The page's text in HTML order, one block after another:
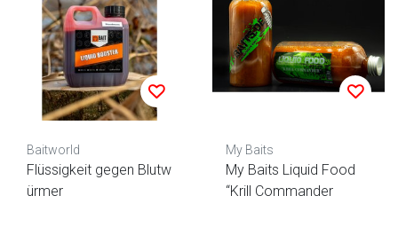
Baitworld
Flüssigkeit gegen Blutw
ürmer
My Baits
My Baits Liquid Food
“Krill Commander